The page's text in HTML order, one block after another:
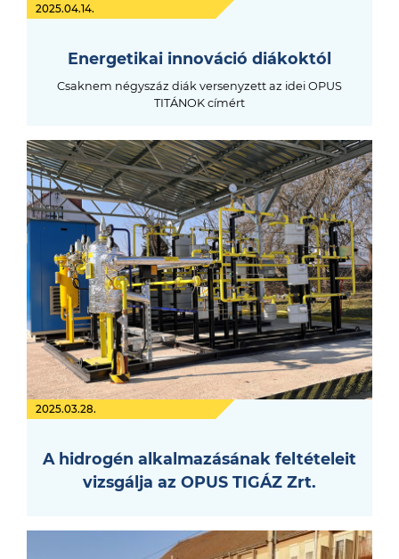
2025.04.14.
Energetikai innováció diákoktól
Csaknem négyszáz diák versenyzett az idei OPUS
TITÁNOK címért
2025.03.28.
A hidrogén alkalmazásának feltételeit
vizsgálja az OPUS TIGÁZ Zrt.